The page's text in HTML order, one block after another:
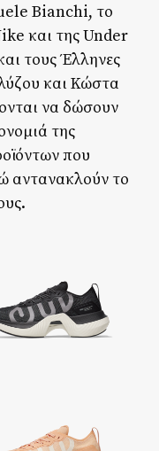
Bianchi, το
και της Under
τους Έλληνες
και Κώστα
να δώσουν
της
που
αντανακλούν το